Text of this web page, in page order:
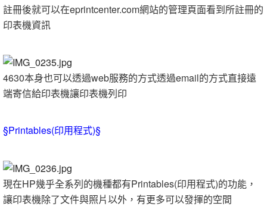
註冊後就可以在eprintcenter.com網站的管理頁面看到所註冊的
印表機資訊
4630本身也可以透過web服務的方式透過email的方式直接遠
端寄信給印表機讓印表機列印
§Printables(印用程式)§
現在HP幾乎全系列的機種都有Printables(印用程式)的功能，
讓印表機除了文件與照片以外，有更多可以發揮的空間